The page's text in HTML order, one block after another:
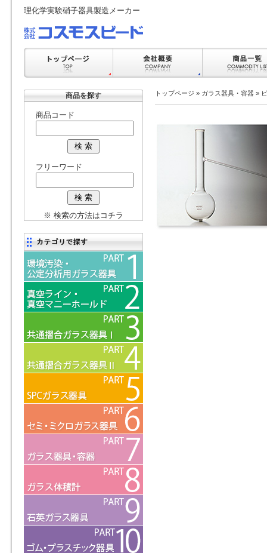
理化学実験硝子器具製造メーカー
商品を探す
商品コード
フリーワード
※ 検索の方法はコチラ
トップページ » ガラス器具・容器 »